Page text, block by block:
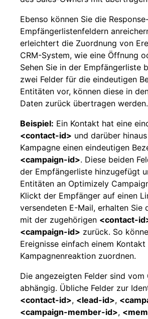
Ebenso können Sie die
Empfängerlistenfeldern
erleichtert die Zuordnung von
CRM-System, wie eine Öffnung
Sehen Sie in der Empfängerliste
zwei Felder für die eindeutigen
Entitäten vor, können diese in
Daten zurück übertragen werden.
Beispiel: Ein Kontakt hat eine
<contact-id> und darüber
Kampagne einen eindeutigen
<campaign-id>. Diese beiden
der Empfängerliste hinzugefügt
Entitäten an Optimizely
Klickt der Empfänger auf einen
versendeten E-Mail, erhalten Sie
mit der zugehörigen <contact-
<campaign-id> zurück. So
Ereignisse einfach einem
Kampagnenreaktion zuordnen.
Die angezeigten Felder sind vom
abhängig. Übliche Felder zur
<contact-id>, <lead-id>,
<campaign-member-id>,